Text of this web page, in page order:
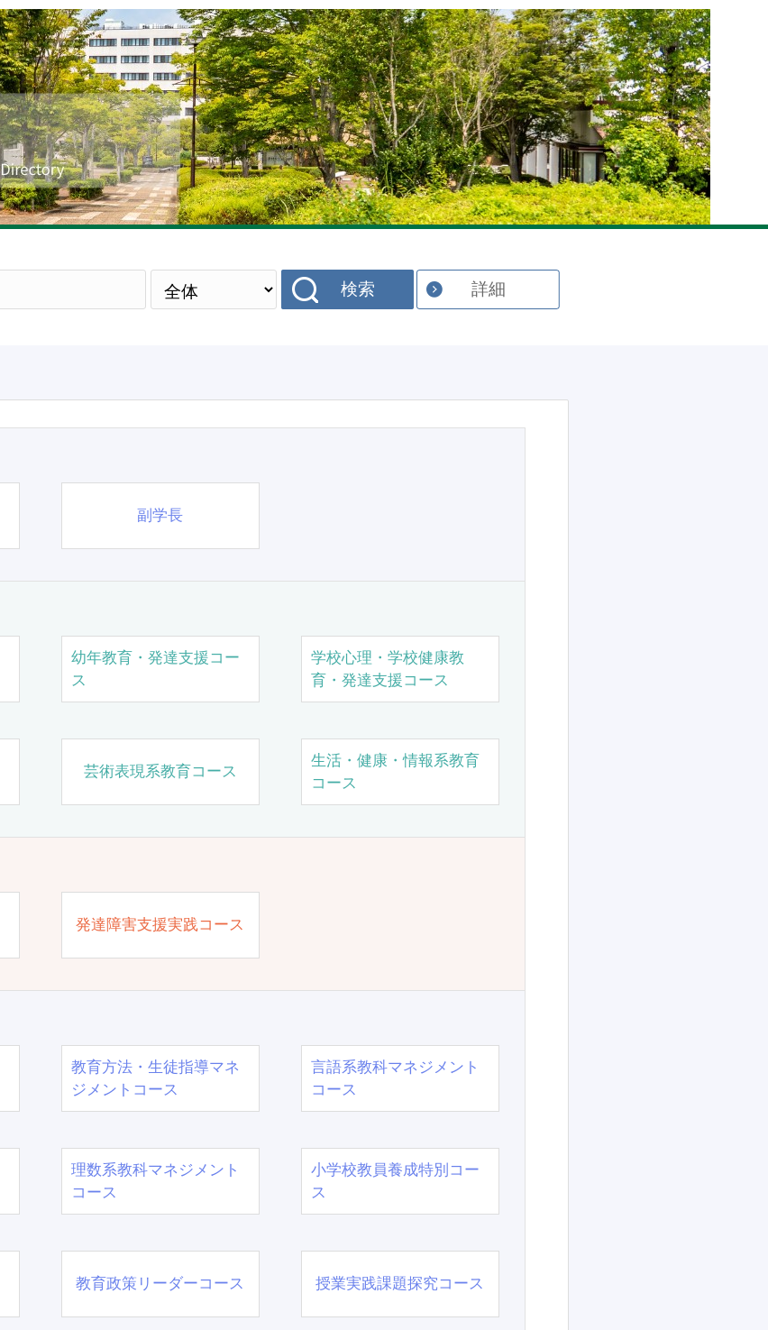
English
検索 詳細
副学長
幼年教育・発達支援コー
ス
学校心理・学校健康教
育・発達支援コース
芸術表現系教育コース
生活・健康・情報系教育
コース
発達障害支援実践コース
教育方法・生徒指導マネ
ジメントコース
言語系教科マネジメント
コース
理数系教科マネジメント
コース
小学校教員養成特別コー
ス
教育政策リーダーコース 授業実践課題探究コース